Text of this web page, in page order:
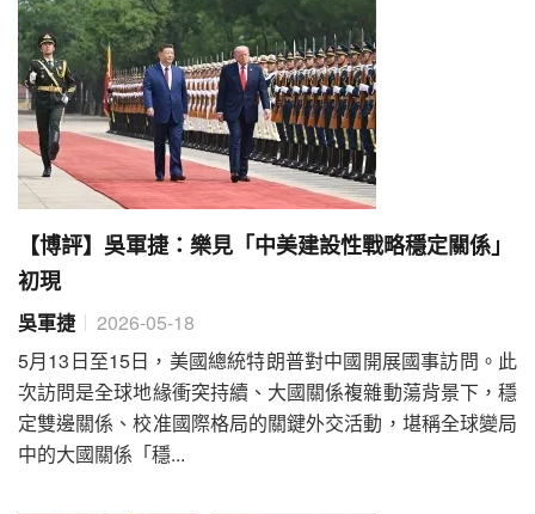
【博評】吳軍捷：樂見「中美建設性戰略穩定關係」
初現
吳軍捷
2026-05-18
5月13日至15日，美國總統特朗普對中國開展國事訪問。此
次訪問是全球地緣衝突持續、大國關係複雜動蕩背景下，穩
定雙邊關係、校准國際格局的關鍵外交活動，堪稱全球變局
中的大國關係「穩...